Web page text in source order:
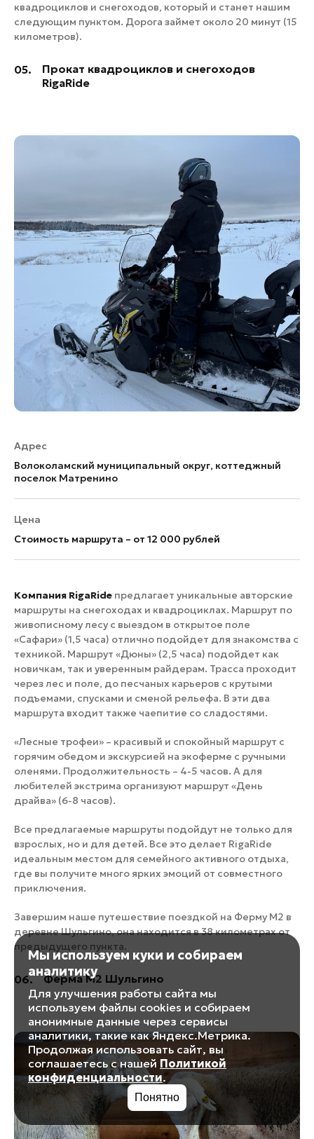
квадроциклов и снегоходов, который и станет нашим
следующим пунктом. Дорога займет около 20 минут (15
километров).
05.
Прокат квадроциклов и снегоходов
RigaRide
Адрес
Волоколамский муниципальный округ, коттеджный
поселок Матренино
Цена
Стоимость маршрута – от 12 000 рублей
Компания RigaRide предлагает уникальные авторские
маршруты на снегоходах и квадроциклах. Маршрут по
живописному лесу с выездом в открытое поле
«Сафари» (1,5 часа) отлично подойдет для знакомства с
техникой. Маршрут «Дюны» (2,5 часа) подойдет как
новичкам, так и уверенным райдерам. Трасса проходит
через лес и поле, до песчаных карьеров с крутыми
подъемами, спусками и сменой рельефа. В эти два
маршрута входит также чаепитие со сладостями.
«Лесные трофеи» – красивый и спокойный маршрут с
горячим обедом и экскурсией на экоферме с ручными
оленями. Продолжительность – 4-5 часов. А для
любителей экстрима организуют маршрут «День
драйва» (6-8 часов).
Все предлагаемые маршруты подойдут не только для
взрослых, но и для детей. Все это делает RigaRide
идеальным местом для семейного активного отдыха,
где вы получите много ярких эмоций от совместного
приключения.
Завершим наше путешествие поездкой на Ферму М2 в
деревне Шульгино, она находится в 38 километрах от
предыдущего пункта.
06. Ферма М2 Шульгино
Мы используем куки и собираем
аналитику
Для улучшения работы сайта мы
используем файлы cookies и собираем
анонимные данные через сервисы
аналитики, такие как Яндекс.Метрика.
Продолжая использовать сайт, вы
соглашаетесь с нашей Политикой
конфиденциальности.
Понятно